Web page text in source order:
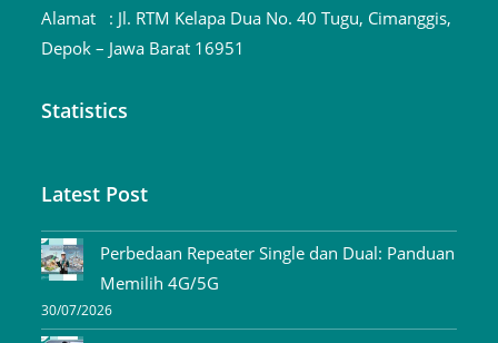
Alamat : Jl. RTM Kelapa Dua No. 40 Tugu, Cimanggis,
Depok – Jawa Barat 16951
Statistics
Latest Post
Perbedaan Repeater Single dan Dual: Panduan
Memilih 4G/5G
30/07/2026